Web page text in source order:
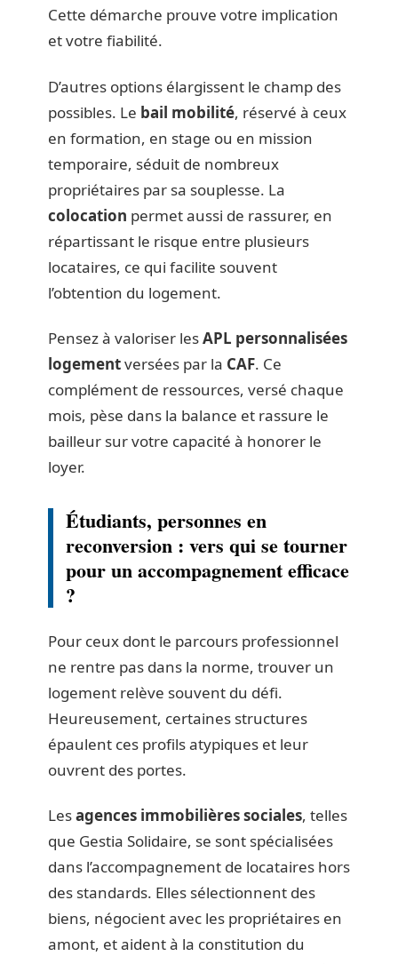
Cette démarche prouve votre implication
et votre fiabilité.
D’autres options élargissent le champ des
possibles. Le bail mobilité, réservé à ceux
en formation, en stage ou en mission
temporaire, séduit de nombreux
propriétaires par sa souplesse. La
colocation permet aussi de rassurer, en
répartissant le risque entre plusieurs
locataires, ce qui facilite souvent
l’obtention du logement.
Pensez à valoriser lesAPL personnalisées
logementversées par la CAF. Ce
complément de ressources, versé chaque
mois, pèse dans la balance et rassure le
bailleur sur votre capacité à honorer le
loyer.
Étudiants, personnes en
reconversion : vers qui se tourner
pour un accompagnement efficace
?
Pour ceux dont le parcours professionnel
ne rentre pas dans la norme, trouver un
logement relève souvent du défi.
Heureusement, certaines structures
épaulent ces profils atypiques et leur
ouvrent des portes.
Lesagences immobilières sociales, telles
que Gestia Solidaire, se sont spécialisées
dans l’accompagnement de locataires hors
des standards. Elles sélectionnent des
biens, négocient avec les propriétaires en
amont, et aident à la constitution du